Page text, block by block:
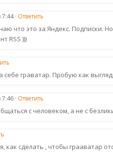
· Ответить
что это за Яндекс. Подписки.
RSS )))
себе граватар. Пробую как
· Ответить
с человеком, а не с
как сделать , чтобы грааватар